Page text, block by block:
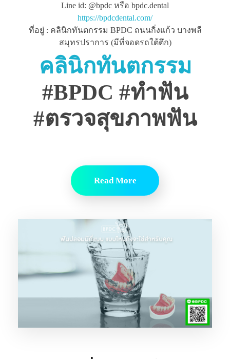
Line id: @bpdc หรือ bpdc.dental
https://bpdcdental.com/
ที่อยู่ : คลินิกทันตกรรม BPDC ถนนกิ่งแก้ว บางพลี
สมุทรปราการ (มีที่จอดรถใต้ตึก)
คลินิกทันตกรรม
#BPDC #ทำฟัน
#ตรวจสุขภาพฟัน
Read More